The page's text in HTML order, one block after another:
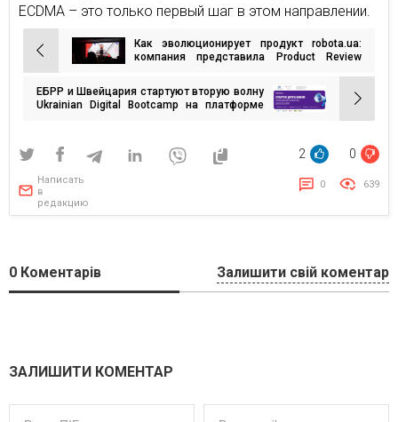
ECDMA – это только первый шаг в этом направлении.
Навигация
по
записям
Как эволюционирует продукт robota.ua:
компания представила Product Review
ЕБРР и Швейцария стартуют вторую волну
Ukrainian Digital Bootcamp на платформе
2 0
Написать
в
редакцию
0 639
0 Коментарів Залишити свій коментар
ЗАЛИШИТИ КОМЕНТАР